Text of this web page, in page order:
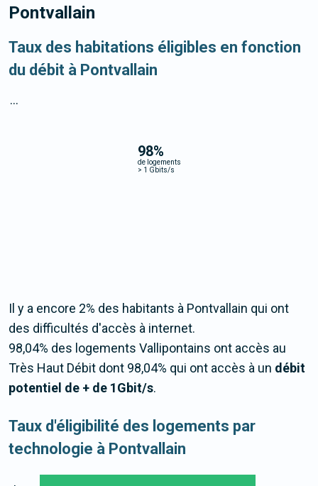
Pontvallain
Taux des habitations éligibles en fonction
du débit à Pontvallain
98%
de logements
> 1 Gbits/s
...
Il y a encore 2% des habitants à Pontvallain qui ont
des difficultés d'accès à internet.
98,04% des logements Vallipontains ont accès au
Très Haut Débit dont 98,04% qui ont accès à un débit
potentiel de + de 1Gbit/s.
Taux d'éligibilité des logements par
technologie à Pontvallain